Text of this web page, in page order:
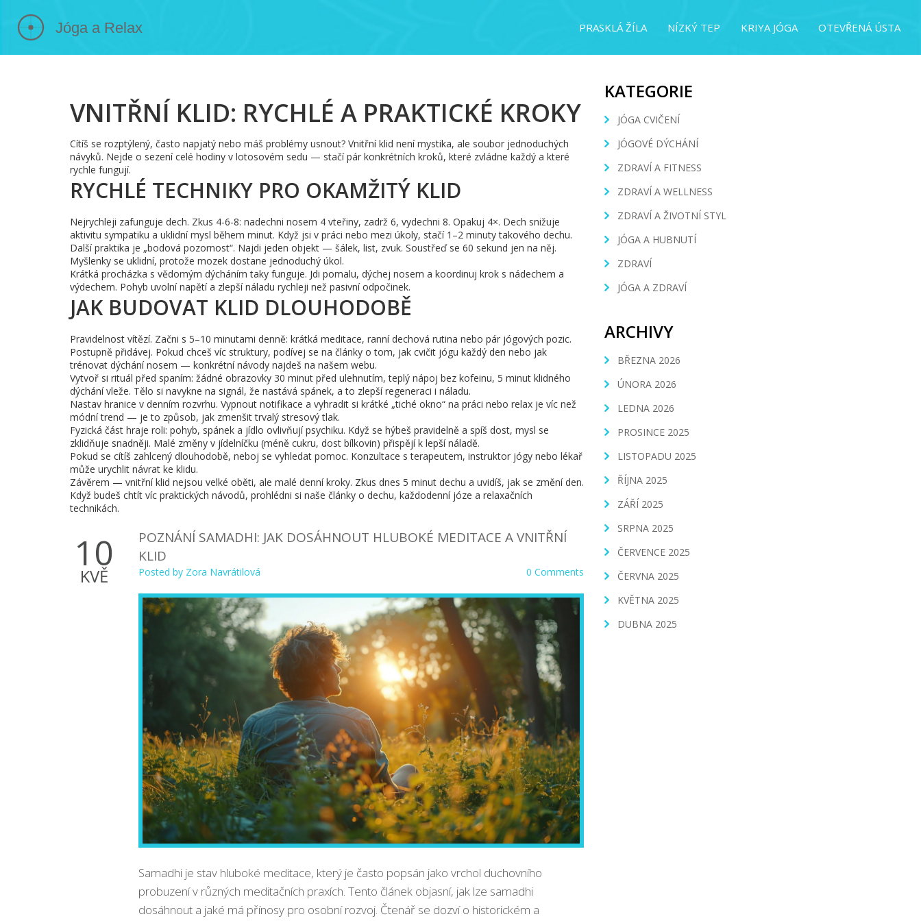
PRASKLÁ ŽÍLA NÍZKÝ TEP KRIYA JÓGA OTEVŘENÁ ÚSTA
VNITŘNÍ KLID: RYCHLÉ A PRAKTICKÉ KROKY
Cítíš se rozptýlený, často napjatý nebo máš problémy usnout? Vnitřní klid není mystika, ale soubor jednoduchých
návyků. Nejde o sezení celé hodiny v lotosovém sedu — stačí pár konkrétních kroků, které zvládne každý a které
rychle fungují.
RYCHLÉ TECHNIKY PRO OKAMŽITÝ KLID
Nejrychleji zafunguje dech. Zkus 4-6-8: nadechni nosem 4 vteřiny, zadrž 6, vydechni 8. Opakuj 4×. Dech snižuje
aktivitu sympatiku a uklidní mysl během minut. Když jsi v práci nebo mezi úkoly, stačí 1–2 minuty takového dechu.
Další praktika je „bodová pozornost“. Najdi jeden objekt — šálek, list, zvuk. Soustřeď se 60 sekund jen na něj.
Myšlenky se uklidní, protože mozek dostane jednoduchý úkol.
Krátká procházka s vědomým dýcháním taky funguje. Jdi pomalu, dýchej nosem a koordinuj krok s nádechem a
výdechem. Pohyb uvolní napětí a zlepší náladu rychleji než pasivní odpočinek.
JAK BUDOVAT KLID DLOUHODOBĚ
Pravidelnost vítězí. Začni s 5–10 minutami denně: krátká meditace, ranní dechová rutina nebo pár jógových pozic.
Postupně přidávej. Pokud chceš víc struktury, podívej se na články o tom, jak cvičit jógu každý den nebo jak
trénovat dýchání nosem — konkrétní návody najdeš na našem webu.
Vytvoř si rituál před spaním: žádné obrazovky 30 minut před ulehnutím, teplý nápoj bez kofeinu, 5 minut klidného
dýchání vleže. Tělo si navykne na signál, že nastává spánek, a to zlepší regeneraci i náladu.
Nastav hranice v denním rozvrhu. Vypnout notifikace a vyhradit si krátké „tiché okno“ na práci nebo relax je víc než
módní trend — je to způsob, jak zmenšit trvalý stresový tlak.
Fyzická část hraje roli: pohyb, spánek a jídlo ovlivňují psychiku. Když se hýbeš pravidelně a spíš dost, mysl se
zklidňuje snadněji. Malé změny v jídelníčku (méně cukru, dost bílkovin) přispějí k lepší náladě.
Pokud se cítíš zahlcený dlouhodobě, neboj se vyhledat pomoc. Konzultace s terapeutem, instruktor jógy nebo lékař
může urychlit návrat ke klidu.
Závěrem — vnitřní klid nejsou velké oběti, ale malé denní kroky. Zkus dnes 5 minut dechu a uvidíš, jak se změní den.
Když budeš chtít víc praktických návodů, prohlédni si naše články o dechu, každodenní józe a relaxačních
technikách.
10
KVĚ
POZNÁNÍ SAMADHI: JAK DOSÁHNOUT HLUBOKÉ MEDITACE A VNITŘNÍ
KLID
Posted by Zora Navrátilová 0 Comments
Samadhi je stav hluboké meditace, který je často popsán jako vrchol duchovního
probuzení v různých meditačních praxích. Tento článek objasní, jak lze samadhi
dosáhnout a jaké má přínosy pro osobní rozvoj. Čtenář se dozví o historickém a
KATEGORIE
JÓGA CVIČENÍ
JÓGOVÉ DÝCHÁNÍ
ZDRAVÍ A FITNESS
ZDRAVÍ A WELLNESS
ZDRAVÍ A ŽIVOTNÍ STYL
JÓGA A HUBNUTÍ
ZDRAVÍ
JÓGA A ZDRAVÍ
ARCHIVY
BŘEZNA 2026
ÚNORA 2026
LEDNA 2026
PROSINCE 2025
LISTOPADU 2025
ŘÍJNA 2025
ZÁŘÍ 2025
SRPNA 2025
ČERVENCE 2025
ČERVNA 2025
KVĚTNA 2025
DUBNA 2025